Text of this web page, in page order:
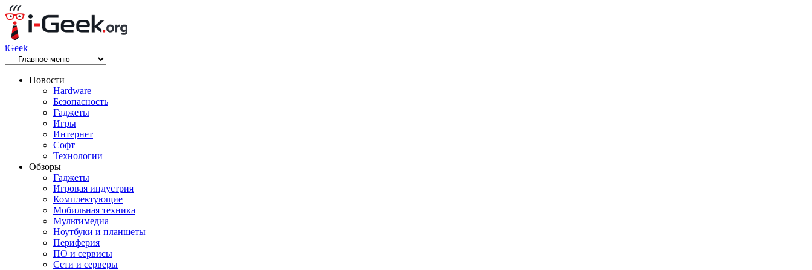
iGeek
Новости
Hardware
Безопасность
Гаджеты
Игры
Интернет
Софт
Технологии
Обзоры
Гаджеты
Игровая индустрия
Комплектующие
Мобильная техника
Мультимедиа
Ноутбуки и планшеты
Периферия
ПО и сервисы
Сети и серверы